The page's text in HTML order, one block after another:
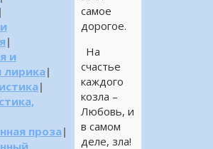
самое
дорогое.
На
счастье
каждого
козла –
Любовь, и
в самом
деле, зла!
|
|
и
лирика |
|
проза|